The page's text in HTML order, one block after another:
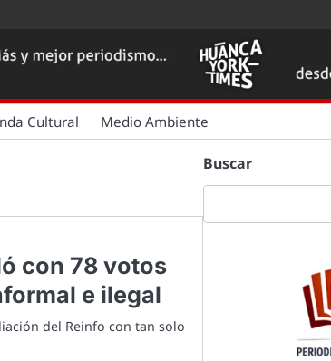
Cultural Medio Ambiente
con 78 votos
e ilegal
del Reinfo con tan solo
Buscar